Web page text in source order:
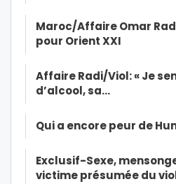
Maroc/Affaire Omar
pour Orient XXI
Affaire Radi/Viol: « Je
d’alcool, sa…
Qui a encore peur de
Exclusif-Sexe,
victime présumée du